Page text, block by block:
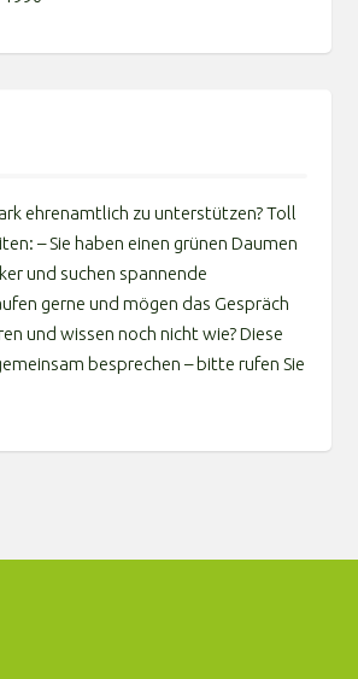
ehrenamtlich zu unterstützen? Toll
– Sie haben einen grünen Daumen
und suchen spannende
gerne und mögen das Gespräch
und wissen noch nicht wie? Diese
besprechen – bitte rufen Sie